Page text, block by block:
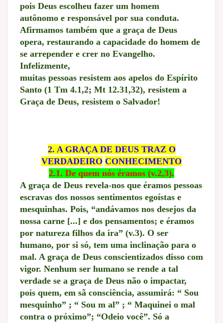
pois Deus escolheu fazer um homem
autônomo e responsável por sua conduta.
Afirmamos também que a graça de Deus
opera, restaurando a capacidade do homem de
se arrepender e crer no Evangelho.
Infelizmente,
muitas pessoas resistem aos apelos do Espírito
Santo (1 Tm 4.1,2; Mt 12.31,32), resistem a
Graça de Deus, resistem o Salvador!
2. A GRAÇA DE DEUS TRAZ O
VERDADEIRO CONHECIMENTO
2.1. De quem nós éramos (v.2,3).
A graça de Deus revela-nos que éramos pessoas
escravas dos nossos sentimentos egoístas e
mesquinhas. Pois, “andávamos nos desejos da
nossa carne [...] e dos pensamentos; e éramos
por natureza filhos da ira” (v.3). O ser
humano, por si só, tem uma inclinação para o
mal. A graça de Deus conscientizados disso com
vigor. Nenhum ser humano se rende a tal
verdade se a graça de Deus não o impactar,
pois quem, em sã consciência, assumirá: “ Sou
mesquinho” ; “ Sou m al” ; “ Maquinei o mal
contra o próximo”; “Odeio você”. Só a